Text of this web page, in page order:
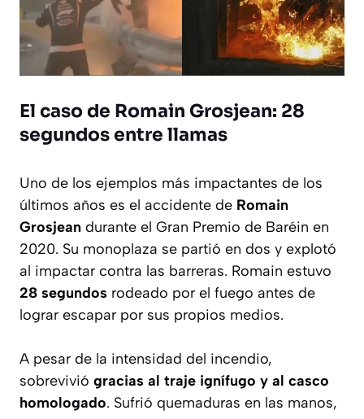
El caso de Romain Grosjean: 28
segundos entre llamas
Uno de los ejemplos más impactantes de los
últimos años es el accidente de Romain
Grosjean durante el Gran Premio de Baréin en
2020. Su monoplaza se partió en dos y explotó
al impactar contra las barreras. Romain estuvo
28 segundos rodeado por el fuego antes de
lograr escapar por sus propios medios.
A pesar de la intensidad del incendio,
sobrevivió gracias al traje ignífugo y al casco
homologado. Sufrió quemaduras en las manos,